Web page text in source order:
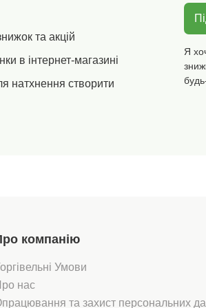
та акцій
в інтернет-магазині
натхнення створити
Я
компанію
Умови
нас
та захист персональних